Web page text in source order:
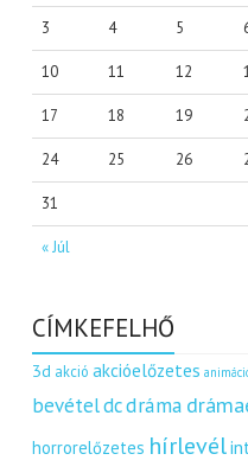
« Júl
3 4 5
10 11 12
17 18 19
24 25 26
31
CÍMKEFELHŐ
3d akció akcióelőzetes
bevételdcdráma
horrorelőzetes hírlevél